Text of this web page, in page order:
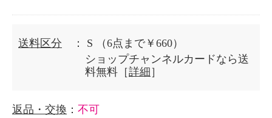
送料区分 ： S
（6点まで￥660）
ショップチャンネルカードなら送
料無料［詳細 ］
返品・交換 ： 不可